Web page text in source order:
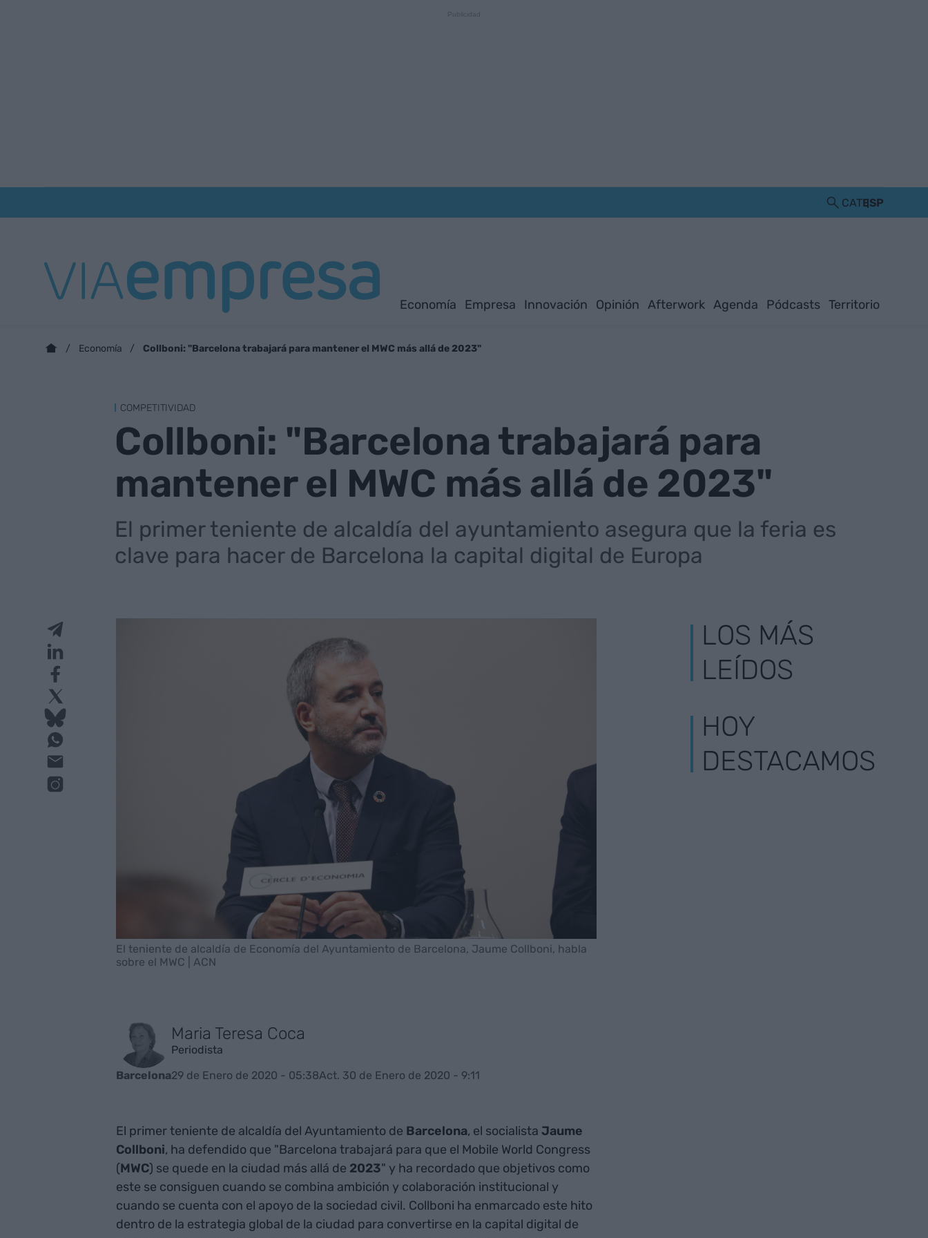
CATESP
Economía Empresa Innovación Opinión Afterwork Agenda Pódcasts Territorio
Economía Collboni: "Barcelona trabajará para mantener el MWC más allá de 2023"
COMPETITIVIDAD
Collboni: "Barcelona trabajará para
mantener el MWC más allá de 2023"
El primer teniente de alcaldía del ayuntamiento asegura que la feria es
clave para hacer de Barcelona la capital digital de Europa
El teniente de alcaldía de Economía del Ayuntamiento de Barcelona, Jaume Collboni, habla
sobre el MWC | ACN
Maria Teresa Coca
Periodista
Barcelona29 de Enero de 2020 - 05:38Act. 30 de Enero de 2020 - 9:11
El primer teniente de alcaldía del Ayuntamiento de Barcelona, el socialista Jaume
Collboni, ha defendido que "Barcelona trabajará para que el Mobile World Congress
(MWC) se quede en la ciudad más allá de 2023" y ha recordado que objetivos como
este se consiguen cuando se combina ambición y colaboración institucional y
cuando se cuenta con el apoyo de la sociedad civil. Collboni ha enmarcado este hito
dentro de la estrategia global de la ciudad para convertirse en la capital digital de
LOS MÁS
LEÍDOS
HOY
DESTACAMOS